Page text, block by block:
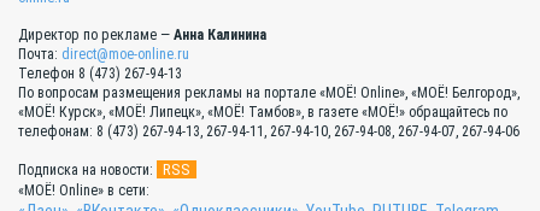
Директор по рекламе — Анна Калинина
Почта: direct@moe-online.ru
Телефон 8 (473) 267-94-13
По вопросам размещения рекламы на портале «МОЁ! Online», «МОЁ! Белгород»,
«МОЁ! Курск», «МОЁ! Липецк», «МОЁ! Тамбов», в газете «МОЁ!» обращайтесь по
телефонам: 8 (473) 267-94-13, 267-94-11, 267-94-10, 267-94-08, 267-94-07, 267-94-06
Подписка на новости: RSS
«МОЁ! Online» в сети: